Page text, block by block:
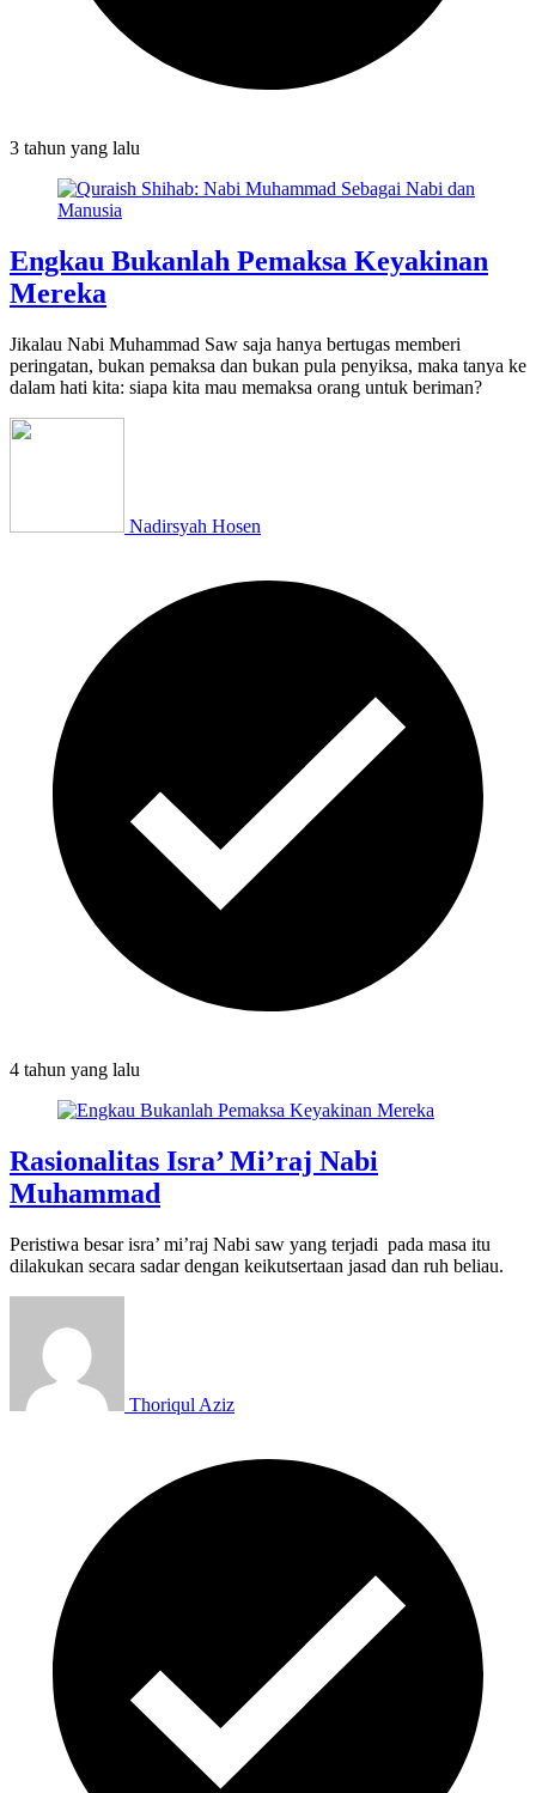
3 tahun yang lalu
Engkau Bukanlah Pemaksa Keyakinan
Mereka
Jikalau Nabi Muhammad Saw saja hanya bertugas memberi
peringatan, bukan pemaksa dan bukan pula penyiksa, maka tanya ke
dalam hati kita: siapa kita mau memaksa orang untuk beriman?
Nadirsyah Hosen
4 tahun yang lalu
Rasionalitas Isra’ Mi’raj Nabi
Muhammad
Peristiwa besar isra’ mi’raj Nabi saw yang terjadi pada masa itu
dilakukan secara sadar dengan keikutsertaan jasad dan ruh beliau.
Thoriqul Aziz